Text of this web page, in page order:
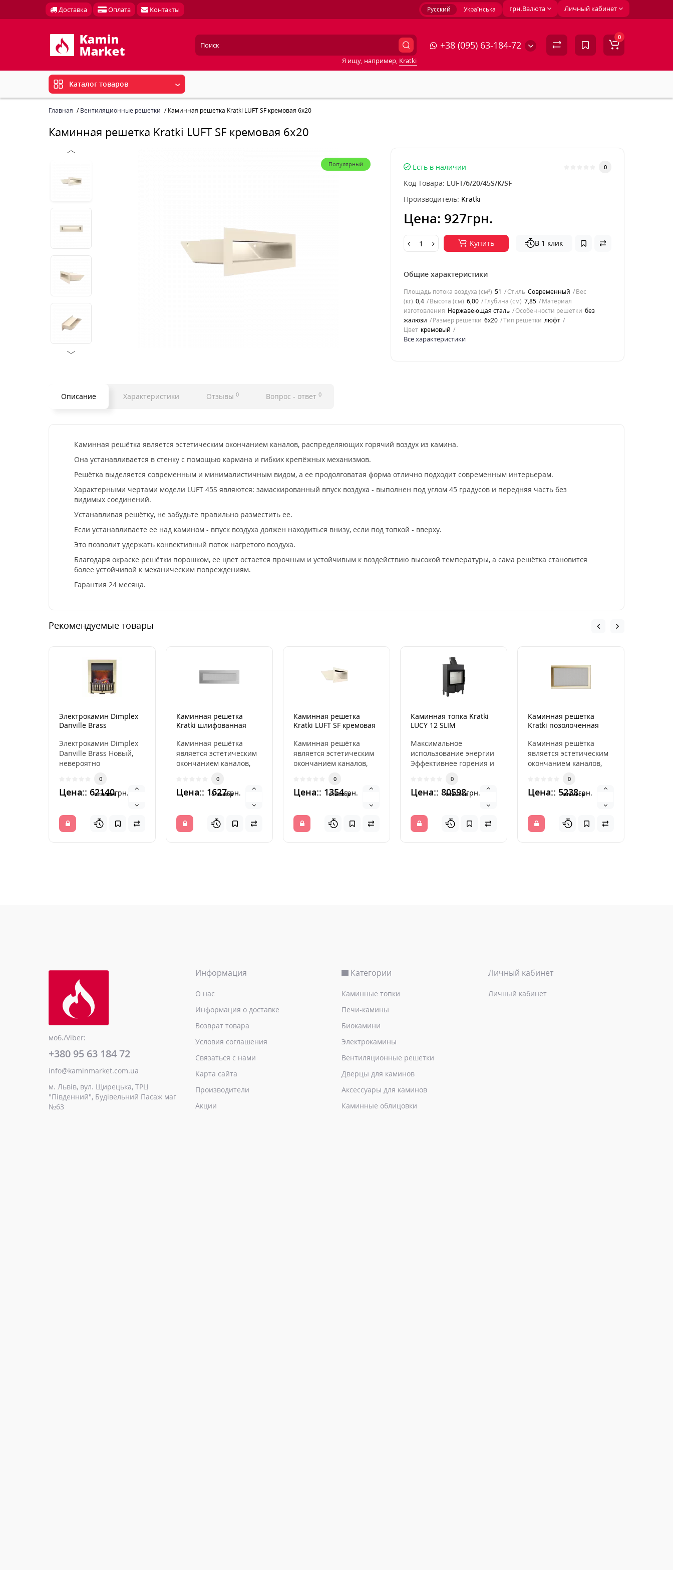
Доставка Оплата Контакты Личный кабинет
грн.Валюта
Русский Українська
+38 (095) 63-184-72
Я ищу, например, Kratki
0
Каталог товаров
Главная Вентиляционные решетки Каминная решетка Kratki LUFT SF кремовая 6x20
Каминная решетка Kratki LUFT SF кремовая 6x20
Популярный Есть в наличии 0
Код Товара: LUFT/6/20/45S/K/SF
Производитель: Kratki
Цена: 927грн.
Купить В 1 клик
Общие характеристики
Площадь потока воздуха (см²) 51 Стиль Современный
Вес
(кг) 0,4 Высота (см) 6,00 Глубина (см) 7,85
Материал
изготовления Нержавеющая сталь Особенности решетки без
жалюзи
Размер решетки 6x20 Тип решетки люфт
Цвет кремовый
Все характеристики
Описание Характеристики Отзывы 0 Вопрос - ответ 0
Каминная решётка является эстетическим окончанием каналов, распределяющих горячий воздух из камина.
Она устанавливается в стенку с помощью кармана и гибких крепёжных механизмов.
Решётка выделяется современным и минималистичным видом, а ее продолговатая форма отлично подходит современным интерьерам.
Характерными чертами модели LUFT 45S являются: замаскированный впуск воздуха - выполнен под углом 45 градусов и передняя часть без
видимых соединений.
Устанавливая решётку, не забудьте правильно разместить ее.
Если устанавливаете ее над камином - впуск воздуха должен находиться внизу, если под топкой - вверху.
Это позволит удержать конвективный поток нагретого воздуха.
Благодаря окраске решётки порошком, ее цвет остается прочным и устойчивым к воздействию высокой температуры, а сама решётка становится
более устойчивой к механическим повреждениям.
Гарантия 24 месяца.
Рекомендуемые товары
Электрокамин Dimplex
Danville Brass
Электрокамин Dimplex
Danville Brass Новый,
невероятно
пламени Opti-Myst
пораз..
0
отзывов
Цена:: 62140грн.
Каминная решетка
Kratki шлифованная
Каминная решётка
является эстетическим
окончанием каналов,
горячий воздух из
камина. ..
0
отзывов
Цена:: 1627грн.
Каминная решетка
Kratki LUFT SF кремовая
Каминная решётка
является эстетическим
окончанием каналов,
горячий воздух из
камина. ..
0
отзывов
Цена:: 1354грн.
Каминная топка Kratki
LUCY 12 SLIM
Максимальное
использование энергии
Эффективнее горения и
поддержание
температуры пр..
0
отзывов
Цена:: 80598грн.
Каминная решетка
Kratki позолоченная
Каминная решётка
является эстетическим
окончанием каналов,
горячий воздух из
камина. ..
0
отзывов
Цена:: 5238грн.
моб./Viber:
+380 95 63 184 72
info@kaminmarket.com.ua
м. Львів, вул. Щирецька, ТРЦ
"Південний", Будівельний Пасаж маг
№63
Информация
О нас
Информация о доставке
Возврат товара
Условия соглашения
Связаться с нами
Карта сайта
Производители
Акции
Категории
Каминные топки
Печи-камины
Биокамини
Электрокамины
Вентиляционные решетки
Дверцы для каминов
Аксессуары для каминов
Каминные облицовки
Личный кабинет
Личный кабинет